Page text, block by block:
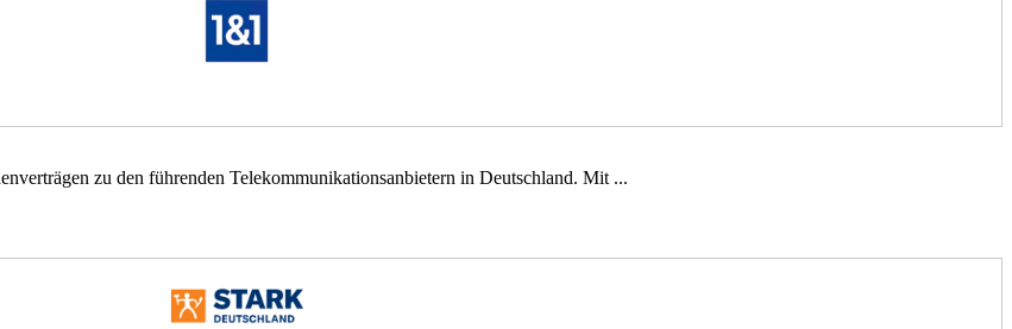
zu den führenden Telekommunikationsanbietern in Deutschland. Mit ...